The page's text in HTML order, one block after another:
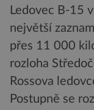
Ledovec B-15
největší
přes 11 000
rozloha
Rossova
Postupně se